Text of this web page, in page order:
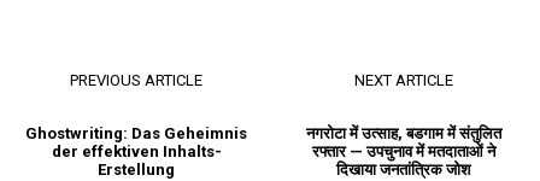
PREVIOUS ARTICLE
Ghostwriting: Das Geheimnis
der effektiven Inhalts-
Erstellung
NEXT ARTICLE
नगरोटा में उत्साह, बडगाम में संतुलित
रफ्तार — उपचुनाव में मतदाताओं ने
दिखाया जनतांत्रिक जोश